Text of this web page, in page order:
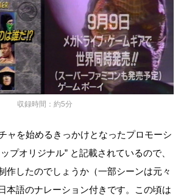
収録時間：約5分
ャを始めるきっかけとなったプロモーシ
プオリジナル” と記載されているので、
作したのでしょうか（一部シーンは元々
本語のナレーション付きです。この頃は